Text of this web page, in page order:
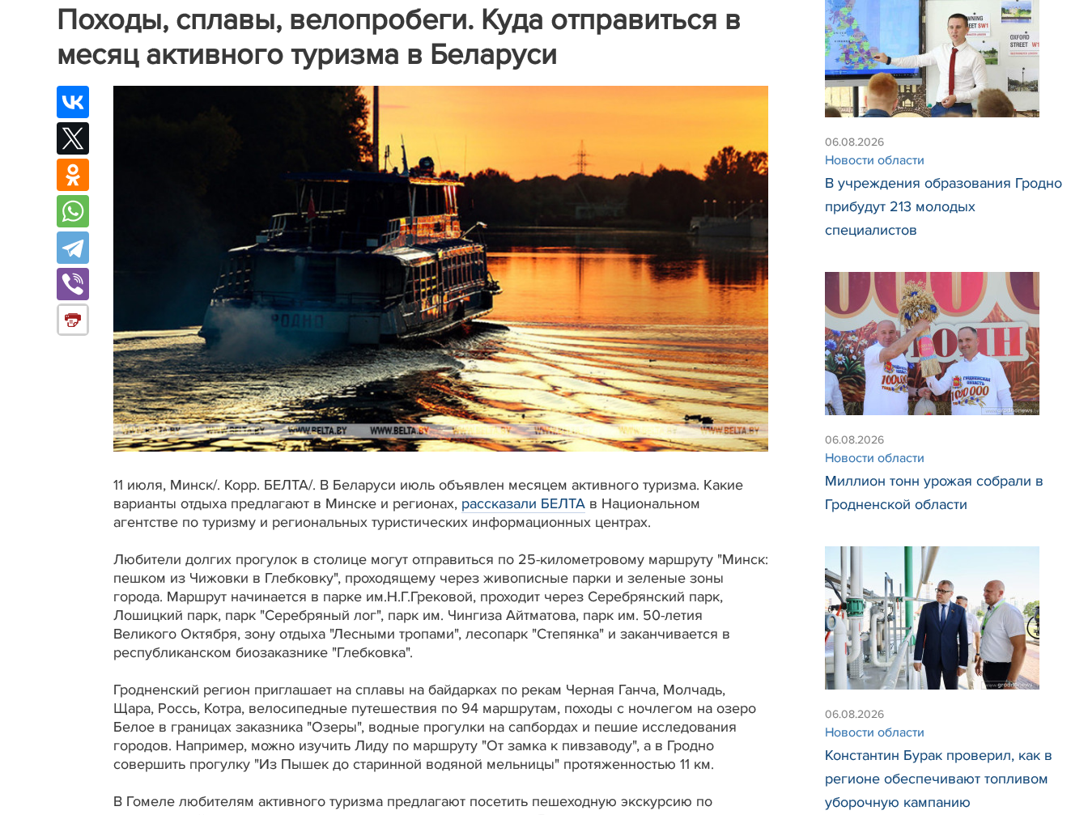
Походы, сплавы, велопробеги. Куда отправиться в
месяц активного туризма в Беларуси
11 июля, Минск/. Корр. БЕЛТА/. В Беларуси июль объявлен месяцем активного туризма. Какие
варианты отдыха предлагают в Минске и регионах, рассказали БЕЛТА в Национальном
агентстве по туризму и региональных туристических информационных центрах.
Любители долгих прогулок в столице могут отправиться по 25-километровому маршруту "Минск:
пешком из Чижовки в Глебковку", проходящему через живописные парки и зеленые зоны
города. Маршрут начинается в парке им.Н.Г.Грековой, проходит через Серебрянский парк,
Лошицкий парк, парк "Серебряный лог", парк им. Чингиза Айтматова, парк им. 50-летия
Великого Октября, зону отдыха "Лесными тропами", лесопарк "Степянка" и заканчивается в
республиканском биозаказнике "Глебковка".
Гродненский регион приглашает на сплавы на байдарках по рекам Черная Ганча, Молчадь,
Щара, Россь, Котра, велосипедные путешествия по 94 маршрутам, походы с ночлегом на озеро
Белое в границах заказника "Озеры", водные прогулки на сапбордах и пешие исследования
городов. Например, можно изучить Лиду по маршруту "От замка к пивзаводу", а в Гродно
совершить прогулку "Из Пышек до старинной водяной мельницы" протяженностью 11 км.
В Гомеле любителям активного туризма предлагают посетить пешеходную экскурсию по
06.08.2026
Новости области
В учреждения образования Гродно
прибудут 213 молодых
специалистов
06.08.2026
Новости области
Миллион тонн урожая собрали в
Гродненской области
06.08.2026
Новости области
Константин Бурак проверил, как в
регионе обеспечивают топливом
уборочную кампанию